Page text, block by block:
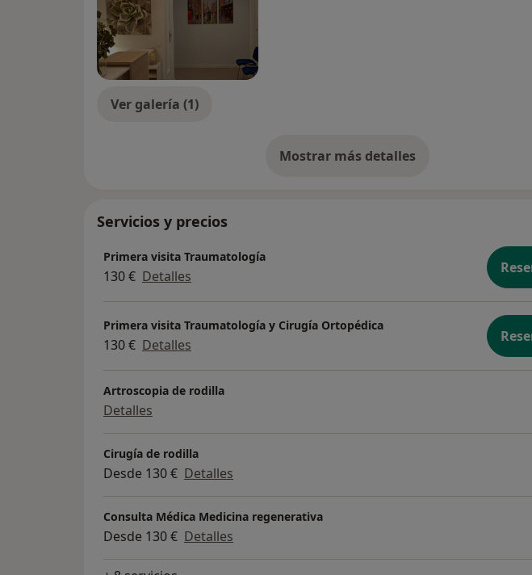
Ver galería (1)
Mostrar más detalles
sobre la experiencia
Servicios y precios
Primera visita Traumatología
130 € Detalles
Primera visita Traumatología y Cirugía Ortopédica
130 € Detalles
Artroscopia de rodilla
Detalles
Cirugía de rodilla
Desde 130 € Detalles
Consulta Médica Medicina regenerativa
Desde 130 € Detalles